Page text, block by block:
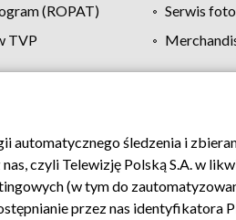
(ROPAT)
Serwis
TVP
zgody Pomoc Biuro
śledzenia i
czyli Telewizję Polską S.A. w
(w tym do
przez nas identyfikatora